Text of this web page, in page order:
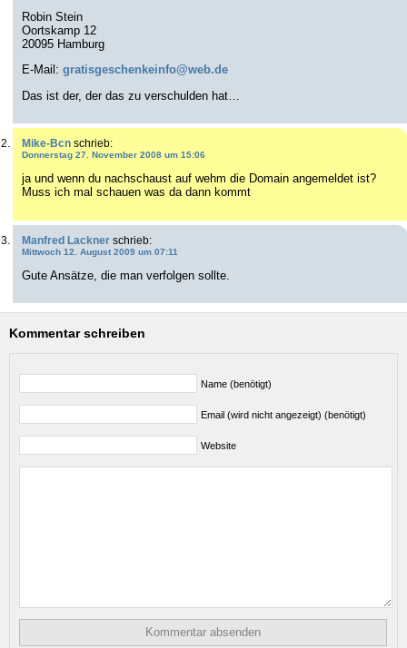
Robin Stein
Oortskamp 12
20095 Hamburg
E-Mail: gratisgeschenkeinfo@web.de
Das ist der, der das zu verschulden hat…
Mike-Bcn schrieb:
Donnerstag 27. November 2008 um 15:06
ja und wenn du nachschaust auf wehm die Domain angemeldet ist?
Muss ich mal schauen was da dann kommt
Manfred Lackner schrieb:
Mittwoch 12. August 2009 um 07:11
Gute Ansätze, die man verfolgen sollte.
Kommentar schreiben
Name (benötigt)
Email (wird nicht angezeigt) (benötigt)
Website